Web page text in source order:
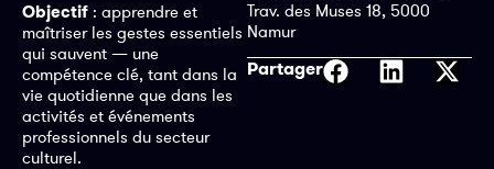
Objectif : apprendre et
maîtriser les gestes essentiels
qui sauvent — une
compétence clé, tant dans la
vie quotidienne que dans les
activités et événements
professionnels du secteur
culturel.
Trav. des Muses 18, 5000
Namur
Partager